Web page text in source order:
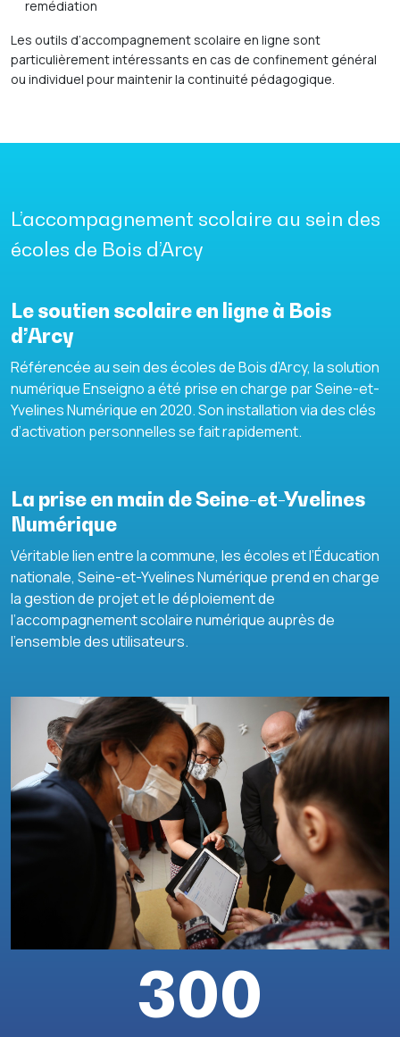
remédiation
Les outils d’accompagnement scolaire en ligne sont
particulièrement intéressants en cas de confinement général
ou individuel pour maintenir la continuité pédagogique.
L’accompagnement scolaire au sein des
écoles de Bois d’Arcy
Le soutien scolaire en ligne à Bois
d’Arcy
Référencée au sein des écoles de Bois d’Arcy, la solution
numérique Enseigno a été prise en charge par Seine-et-
Yvelines Numérique en 2020. Son installation via des clés
d’activation personnelles se fait rapidement.
La prise en main de Seine-et-Yvelines
Numérique
Véritable lien entre la commune, les écoles et l’Éducation
nationale, Seine-et-Yvelines Numérique prend en charge
la gestion de projet et le déploiement de
l’accompagnement scolaire numérique auprès de
l’ensemble des utilisateurs.
300